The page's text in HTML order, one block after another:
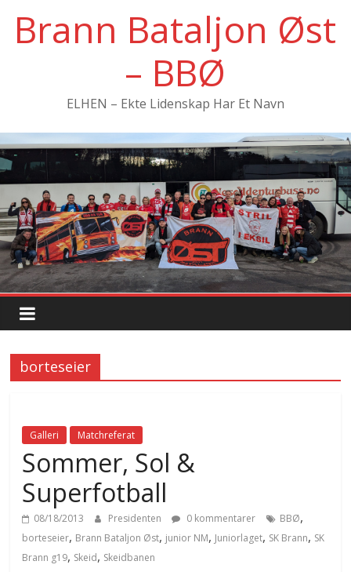
innholdet
Brann Bataljon Øst
– BBØ
ELHEN – Ekte Lidenskap Har Et Navn
borteseier
Galleri Matchreferat
Sommer, Sol &
Superfotball
08/18/2013 Presidenten 0 kommentarer BBØ,
borteseier, Brann Bataljon Øst, junior NM, Juniorlaget, SK Brann, SK
Brann g19, Skeid, Skeidbanen